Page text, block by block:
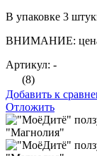
В упаковке 3
ВНИМАНИЕ: цена
Артикул: -
(8)
Добавить к
Отложить